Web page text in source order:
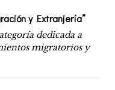
y Extranjería”
dedicada a
migratorios y